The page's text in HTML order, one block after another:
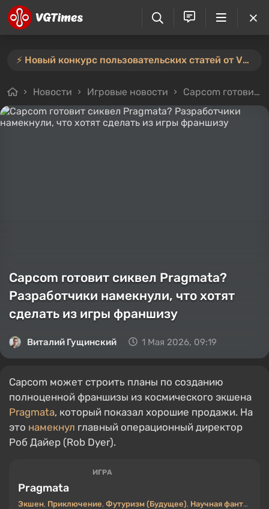
⚡️ Новый конкурс пользовательских статей от VGTimes — участвуйте тут ⚡️
Новости Игровые новости Capcom готовит сиквел Pragmata? Разработчики намекнули, что хотят сделать из игры франшизу
Capcom готовит сиквел Pragmata?
Разработчики намекнули, что хотят
сделать из игры франшизу
Виталий Гущинский 1 Мая 2026, 09:19
Capcom может строить планы по созданию
полноценной франшизы из космического экшена
Pragmata, который показал хорошие продажи. На
это намекнул главный операционный директор
Роб Дайер (Rob Dyer).
ИГРА
Pragmata
Экшен, Приключение, Футуризм (Будущее), Научная фантастика